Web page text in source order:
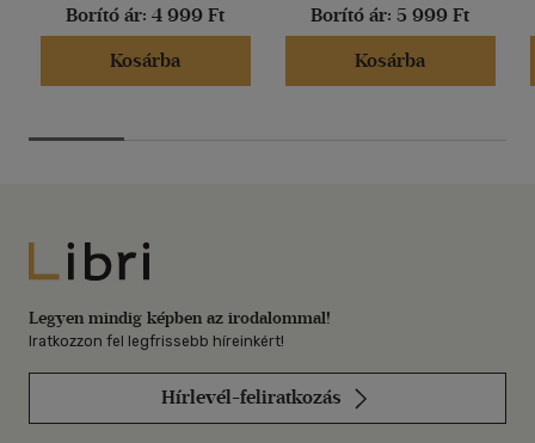
Borító ár: 4 999 Ft
Kosárba
Borító ár: 5 999 Ft
Kosárba
Libri
Legyen mindig képben az irodalommal!
Iratkozzon fel legfrissebb híreinkért!
Hírlevél-feliratkozás